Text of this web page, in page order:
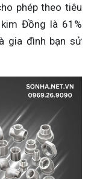
phép theo tiêu
Đồng là 61%
gia đình bạn sử